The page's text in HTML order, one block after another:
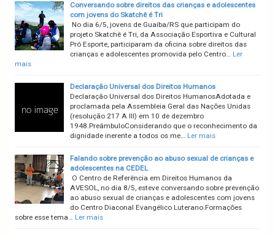
Conversando sobre direitos das crianças e adolescentes
com jovens do Skatchê é Tri
No dia 6/5, jovens de Guaíba/RS que participam do
projeto Skatchê é Tri, da Associação Esportiva e Cultural
Pró Esporte, participaram da oficina sobre direitos das
crianças e adolescentes promovida pelo Centro… Ler
mais
Declaração Universal dos Direitos Humanos
Declaração Universal dos Direitos HumanosAdotada e
proclamada pela Assembleia Geral das Nações Unidas
(resolução 217 A III) em 10 de dezembro
1948.PreâmbuloConsiderando que o reconhecimento da
dignidade inerente a todos os me… Ler mais
Falando sobre prevenção ao abuso sexual de crianças e
adolescentes na CEDEL
O Centro de Referência em Direitos Humanos da
AVESOL, no dia 8/5, esteve conversando sobre prevenção
ao abuso sexual de crianças e adolescentes com jovens
do Centro Diaconal Evangélico Luterano.Formações
sobre esse tema… Ler mais